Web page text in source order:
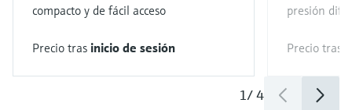
compacto y de fácil acceso
Precio tras inicio de sesión
presión
Precio tras
1/4